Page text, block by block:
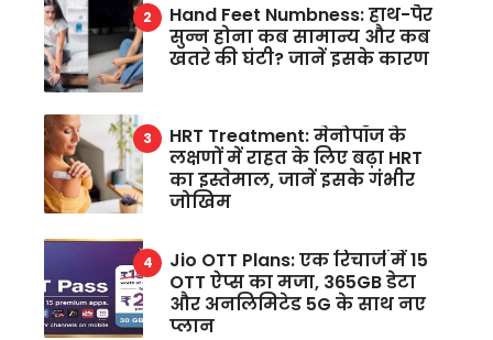
Hand Feet Numbness: हाथ-पैर
सुन्न होना कब सामान्य और कब
खतरे की घंटी? जानें इसके कारण
HRT Treatment: मेनोपॉज के
लक्षणों में राहत के लिए बढ़ा HRT
का इस्तेमाल, जानें इसके गंभीर
जोखिम
Jio OTT Plans: एक रिचार्ज में 15
OTT ऐप्स का मजा, 365GB डेटा
और अनलिमिटेड 5G के साथ नए
प्लान